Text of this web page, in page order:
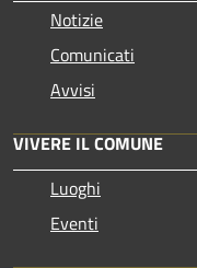
Notizie
Comunicati
Avvisi
VIVERE IL COMUNE
Luoghi
Eventi